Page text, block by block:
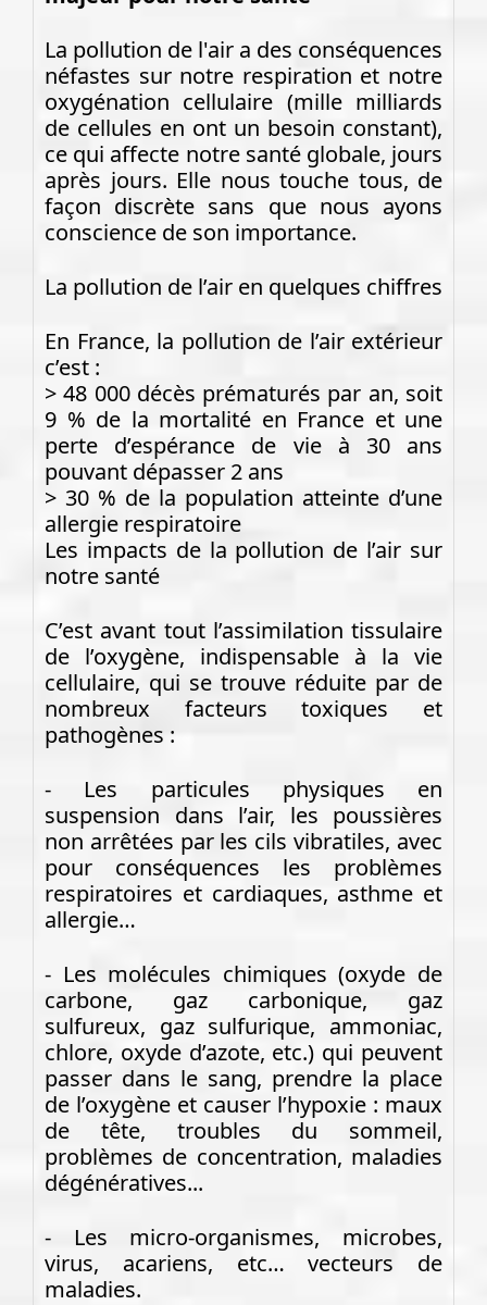
La pollution de l'air a des conséquences
néfastes sur notre respiration et notre
oxygénation cellulaire (mille milliards
de cellules en ont un besoin constant),
ce qui affecte notre santé globale, jours
après jours. Elle nous touche tous, de
façon discrète sans que nous ayons
conscience de son importance.
La pollution de l’air en quelques chiffres
En France, la pollution de l’air extérieur
c’est :
> 48 000 décès prématurés par an, soit
9 % de la mortalité en France et une
perte d’espérance de vie à 30 ans
pouvant dépasser 2 ans
> 30 % de la population atteinte d’une
allergie respiratoire
Les impacts de la pollution de l’air sur
notre santé
C’est avant tout l’assimilation tissulaire
de l’oxygène, indispensable à la vie
cellulaire, qui se trouve réduite par de
nombreux facteurs toxiques et
pathogènes :
- Les particules physiques en
suspension dans l’air, les poussières
non arrêtées par les cils vibratiles, avec
pour conséquences les problèmes
respiratoires et cardiaques, asthme et
allergie…
- Les molécules chimiques (oxyde de
carbone, gaz carbonique, gaz
sulfureux, gaz sulfurique, ammoniac,
chlore, oxyde d’azote, etc.) qui peuvent
passer dans le sang, prendre la place
de l’oxygène et causer l’hypoxie : maux
de tête, troubles du sommeil,
problèmes de concentration, maladies
dégénératives...
- Les micro-organismes, microbes,
virus, acariens, etc… vecteurs de
maladies.